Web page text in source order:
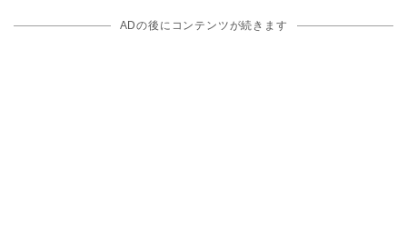
ADの後にコンテンツが続きます